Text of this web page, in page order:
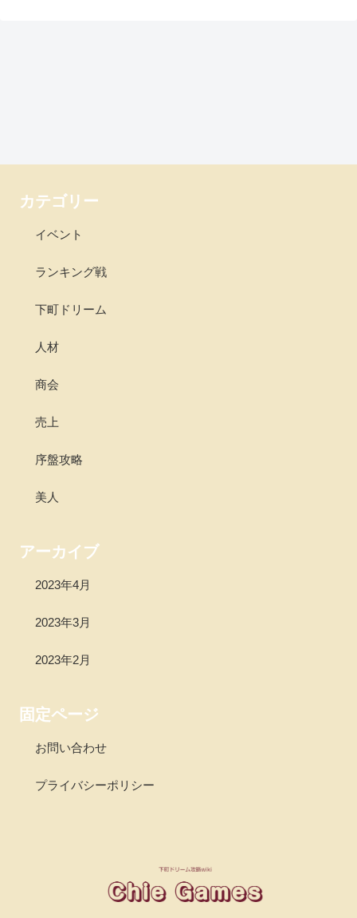
カテゴリー
イベント
ランキング戦
下町ドリーム
人材
商会
売上
序盤攻略
美人
アーカイブ
2023年4月
2023年3月
2023年2月
固定ページ
お問い合わせ
プライバシーポリシー